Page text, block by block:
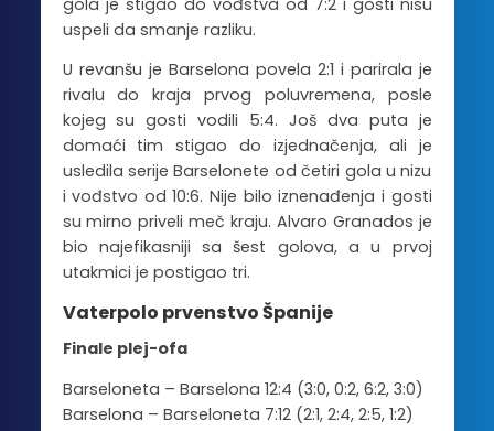
uspeli da smanje razliku.
U revanšu je Barselona povela 2:1 i parirala je
rivalu do kraja prvog poluvremena, posle
kojeg su gosti vodili 5:4. Još dva puta je
domaći tim stigao do izjednačenja, ali je
usledila serije Barselonete od četiri gola u nizu
i vođstvo od 10:6. Nije bilo iznenađenja i gosti
su mirno priveli meč kraju. Alvaro Granados je
bio najefikasniji sa šest golova, a u prvoj
utakmici je postigao tri.
Vaterpolo prvenstvo Španije
Finale plej-ofa
Barseloneta – Barselona 12:4 (3:0, 0:2, 6:2, 3:0)
Barselona – Barseloneta 7:12 (2:1, 2:4, 2:5, 1:2)